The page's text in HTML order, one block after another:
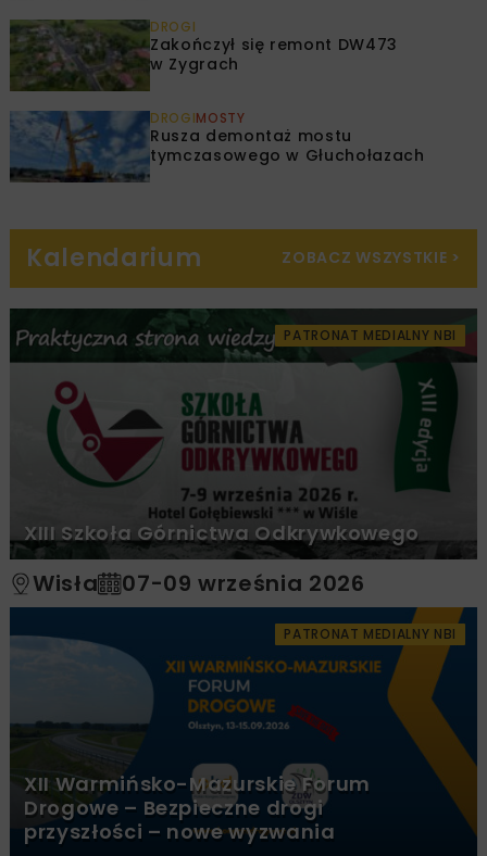
DROGI
Zakończył się remont DW473
w Zygrach
DROGIMOSTY
Rusza demontaż mostu
tymczasowego w Głuchołazach
Kalendarium ZOBACZ WSZYSTKIE >
XIII Szkoła Górnictwa Odkrywkowego
PATRONAT MEDIALNY NBI
Wisła 07-09 września 2026
XII Warmińsko-Mazurskie Forum
Drogowe – Bezpieczne drogi
przyszłości – nowe wyzwania
PATRONAT MEDIALNY NBI